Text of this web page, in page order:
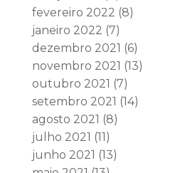
fevereiro 2022 (8)
janeiro 2022 (7)
dezembro 2021 (6)
novembro 2021 (13)
outubro 2021 (7)
setembro 2021 (14)
agosto 2021 (8)
julho 2021 (11)
junho 2021 (13)